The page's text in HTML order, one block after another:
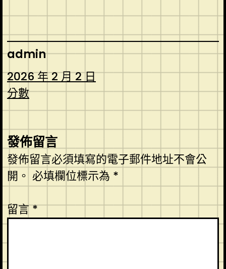
admin
2026 年 2 月 2 日
分數
發佈留言
發佈留言必須填寫的電子郵件地址不會公
開。 必填欄位標示為 *
留言*